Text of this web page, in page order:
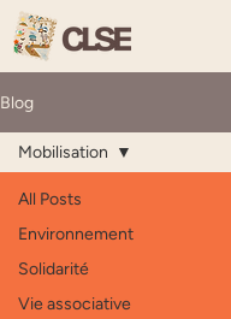
Blog
All Posts
Environnement
Solidarité
Vie associative
Mobilisation